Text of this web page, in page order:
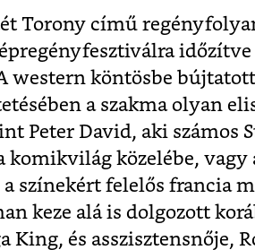
Torony című
western köntösbe
a szakma olyan
Peter David, aki számos
közelébe, vagy
a színekért felelős francia
keze alá is dolgozott
és asszisztensnője,